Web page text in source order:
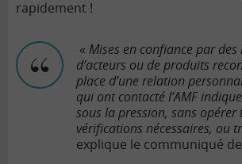
rapidement !
« Mises en confiance par des
d’acteurs ou de produits
place d’une relation
qui ont contacté l’AMF
sous la pression, sans opérer
vérifications nécessaires, ou
explique le communiqué